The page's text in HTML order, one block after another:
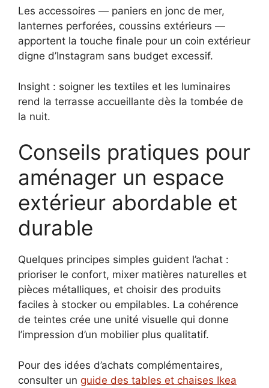
Les accessoires — paniers en jonc de mer,
lanternes perforées, coussins extérieurs —
apportent la touche finale pour un coin extérieur
digne d’Instagram sans budget excessif.
Insight : soigner les textiles et les luminaires
rend la terrasse accueillante dès la tombée de
la nuit.
Conseils pratiques pour
aménager un espace
extérieur abordable et
durable
Quelques principes simples guident l’achat :
prioriser le confort, mixer matières naturelles et
pièces métalliques, et choisir des produits
faciles à stocker ou empilables. La cohérence
de teintes crée une unité visuelle qui donne
l’impression d’un mobilier plus qualitatif.
Pour des idées d’achats complémentaires,
consulter un guide des tables et chaises Ikea